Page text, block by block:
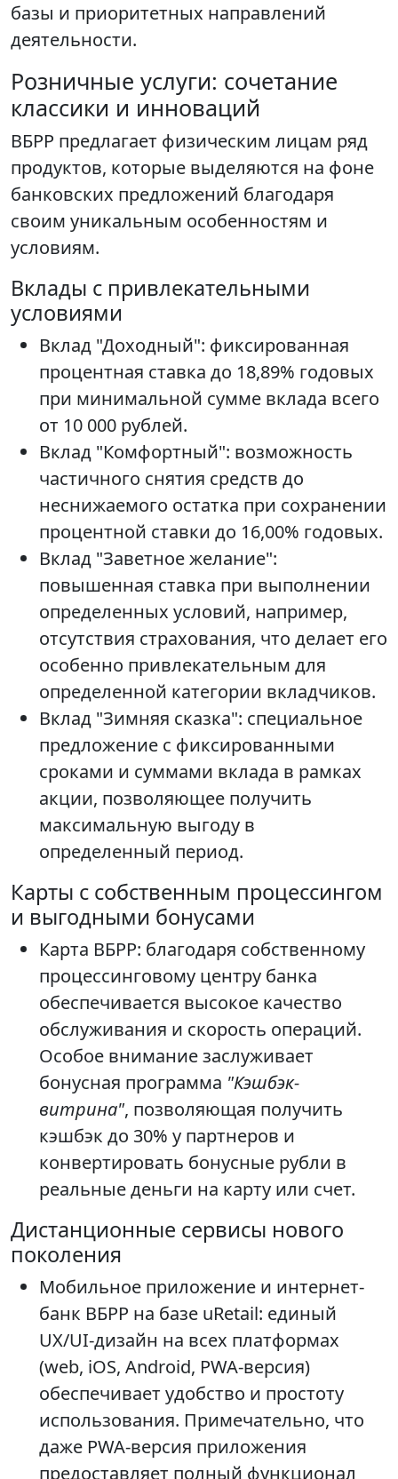
базы и приоритетных направлений
деятельности.
Розничные услуги: сочетание
классики и инноваций
ВБРР предлагает физическим лицам ряд
продуктов, которые выделяются на фоне
банковских предложений благодаря
своим уникальным особенностям и
условиям.
Вклады с привлекательными
условиями
Вклад "Доходный": фиксированная
процентная ставка до 18,89% годовых
при минимальной сумме вклада всего
от 10 000 рублей.
Вклад "Комфортный": возможность
частичного снятия средств до
неснижаемого остатка при сохранении
процентной ставки до 16,00% годовых.
Вклад "Заветное желание":
повышенная ставка при выполнении
определенных условий, например,
отсутствия страхования, что делает его
особенно привлекательным для
определенной категории вкладчиков.
Вклад "Зимняя сказка": специальное
предложение с фиксированными
сроками и суммами вклада в рамках
акции, позволяющее получить
максимальную выгоду в
определенный период.
Карты с собственным процессингом
и выгодными бонусами
Карта ВБРР: благодаря собственному
процессинговому центру банка
обеспечивается высокое качество
обслуживания и скорость операций.
Особое внимание заслуживает
бонусная программа "Кэшбэк-
витрина", позволяющая получить
кэшбэк до 30% у партнеров и
конвертировать бонусные рубли в
реальные деньги на карту или счет.
Дистанционные сервисы нового
поколения
Мобильное приложение и интернет-
банк ВБРР на базе uRetail: единый
UX/UI-дизайн на всех платформах
(web, iOS, Android, PWA-версия)
обеспечивает удобство и простоту
использования. Примечательно, что
даже PWA-версия приложения
предоставляет полный функционал